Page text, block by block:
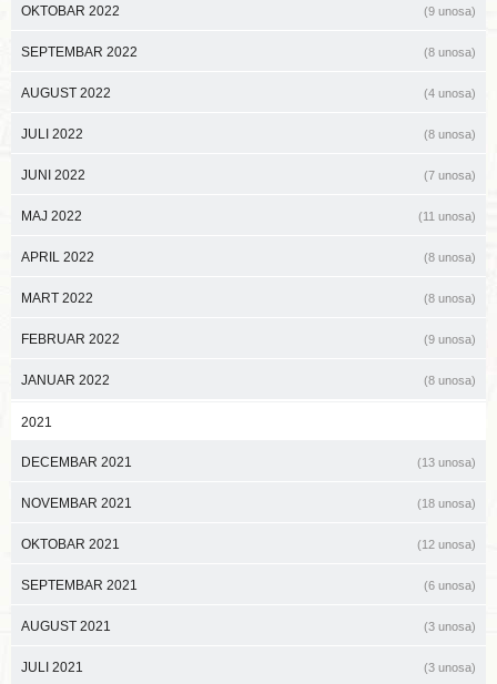
OKTOBAR 2022 (9 unosa)
SEPTEMBAR 2022 (8 unosa)
AUGUST 2022 (4 unosa)
JULI 2022 (8 unosa)
JUNI 2022 (7 unosa)
MAJ 2022 (11 unosa)
APRIL 2022 (8 unosa)
MART 2022 (8 unosa)
FEBRUAR 2022 (9 unosa)
JANUAR 2022 (8 unosa)
2021
DECEMBAR 2021 (13 unosa)
NOVEMBAR 2021 (18 unosa)
OKTOBAR 2021 (12 unosa)
SEPTEMBAR 2021 (6 unosa)
AUGUST 2021 (3 unosa)
JULI 2021 (3 unosa)